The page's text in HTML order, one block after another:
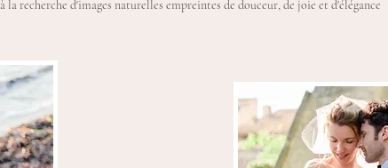
à la recherche d'images naturelles empreintes de douceur, de joie et d'élégance